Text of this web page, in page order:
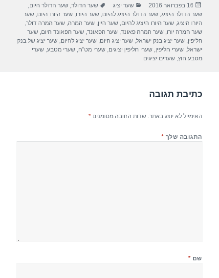
e
b
o
o
er
e
פורסם
בתאריך
16 בפברואר 2016 קטגוריות
שער יציג תגיות
שער הדולר,שער הדולר היום,
שער הדולר היציג,שער הדולר היציג להיום,שער היורו,שער היורו היום,שער
היורו היציג,שער היורו היציג להיום,שער היין,שער המרה,שער המרה דולר,
שער המרה יורו,שער המרה פאונד,שער הפאונד,שער הפאונד היום,שער
חליפין,שער יציג בנק ישראל,שער יציג היום,שער יציג להיום,שער יציג של בנק
ישראל,שערי חליפין,שערי חליפין יציגים,שערי מט"ח,שערי מטבע,שערי
מטבע חוץ,שערים יציגים
כתיבת תגובה
האימייל לא יוצג באתר. שדות החובה מסומנים*
התגובה שלך *
שם *